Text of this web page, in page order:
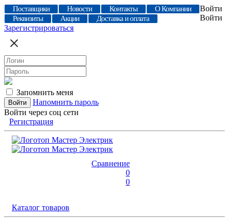
Поставщики Новости Контакты
О Компании
Реквизиты
Акции Доставка и оплата
Войти
Войти
Зарегистрироваться
Запомнить меня
Напомнить пароль
Войти через соц сети
Регистрация
Сравнение
0
0
Каталог товаров